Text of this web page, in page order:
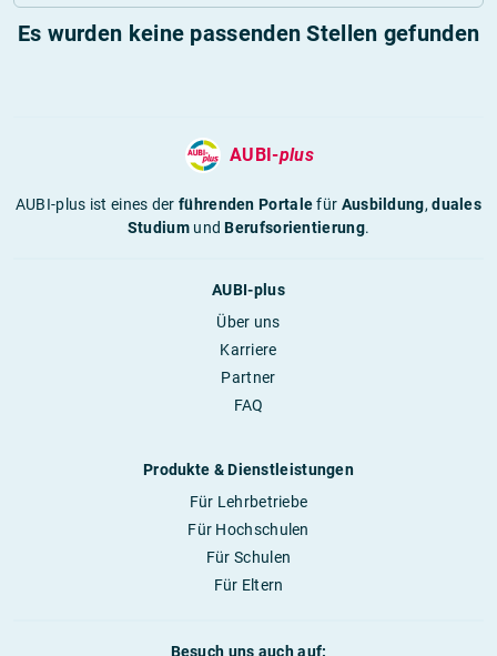
Es wurden keine passenden Stellen gefunden
AUBI-plus
AUBI-plus ist eines derführenden Portalefür Ausbildung,duales
StudiumundBerufsorientierung.
AUBI-plus
Über uns
Karriere
Partner
FAQ
Produkte & Dienstleistungen
Für Lehrbetriebe
Für Hochschulen
Für Schulen
Für Eltern
Besuch uns auch auf: